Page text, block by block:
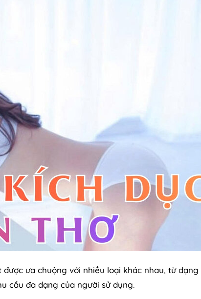
ưa chuộng với nhiều loại khác nhau, từ dạng
cầu đa dạng của người sử dụng.